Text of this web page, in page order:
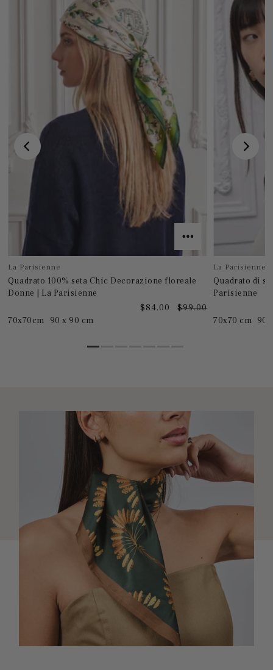
La Parisienne
Quadrato 100% seta Chic Decorazione floreale
Donne | La Parisienne
$84.00
$99.00
70x70cm
90 x 90 cm
La Parisienne
Quadrato di
Parisienne
70x70 cm 90